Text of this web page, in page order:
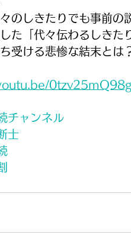
々のしきたりでも事前の
た「代々伝わるしきた
受ける悲惨な結末とは
0tzv25mQ98g
チャンネル
士